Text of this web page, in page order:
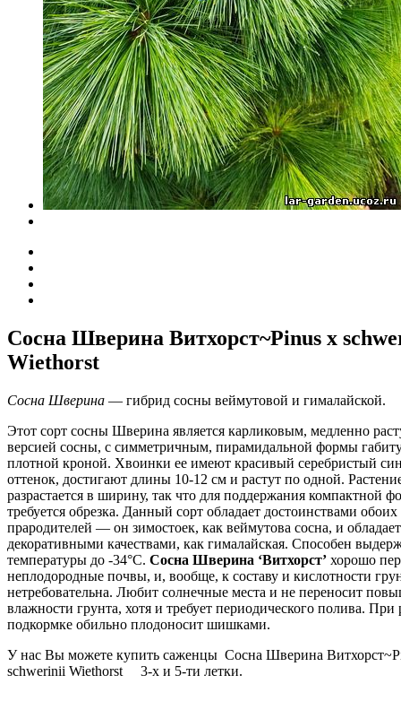
Сосна Шверина Витхорст~Pinus x
Wiethorst
Сосна Шверина — гибрид сосны веймутовой и гималайской.
Этот сорт сосны Шверина является карликовым, медленно
версией сосны, с симметричным, пирамидальной формы
плотной кроной. Хвоинки ее имеют красивый серебристый
оттенок, достигают длины 10-12 см и растут по одной.
разрастается в ширину, так что для поддержания компактной
требуется обрезка. Данный сорт обладает достоинствами
прародителей — он зимостоек, как веймутова сосна, и
декоративными качествами, как гималайская. Способен
температуры до -34°C. Сосна Шверина ‘Витхорст’ хорошо
неплодородные почвы, и, вообще, к составу и кислотности
нетребовательна. Любит солнечные места и не переносит
влажности грунта, хотя и требует периодического полива. При
подкормке обильно плодоносит шишками.
У нас Вы можете купить саженцы Сосна Шверина
schwerinii Wiethorst 3-х и 5-ти летки.